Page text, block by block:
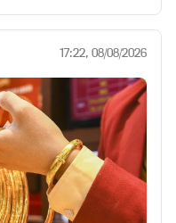
17:22, 08/08/2026